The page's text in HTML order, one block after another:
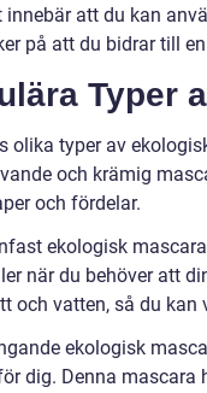
innebär att du kan
på att du bidrar till
Typer
olika typer av
och krämig
och fördelar.
ekologisk
när du behöver att
och vatten, så du
ekologisk
dig. Denna mascara